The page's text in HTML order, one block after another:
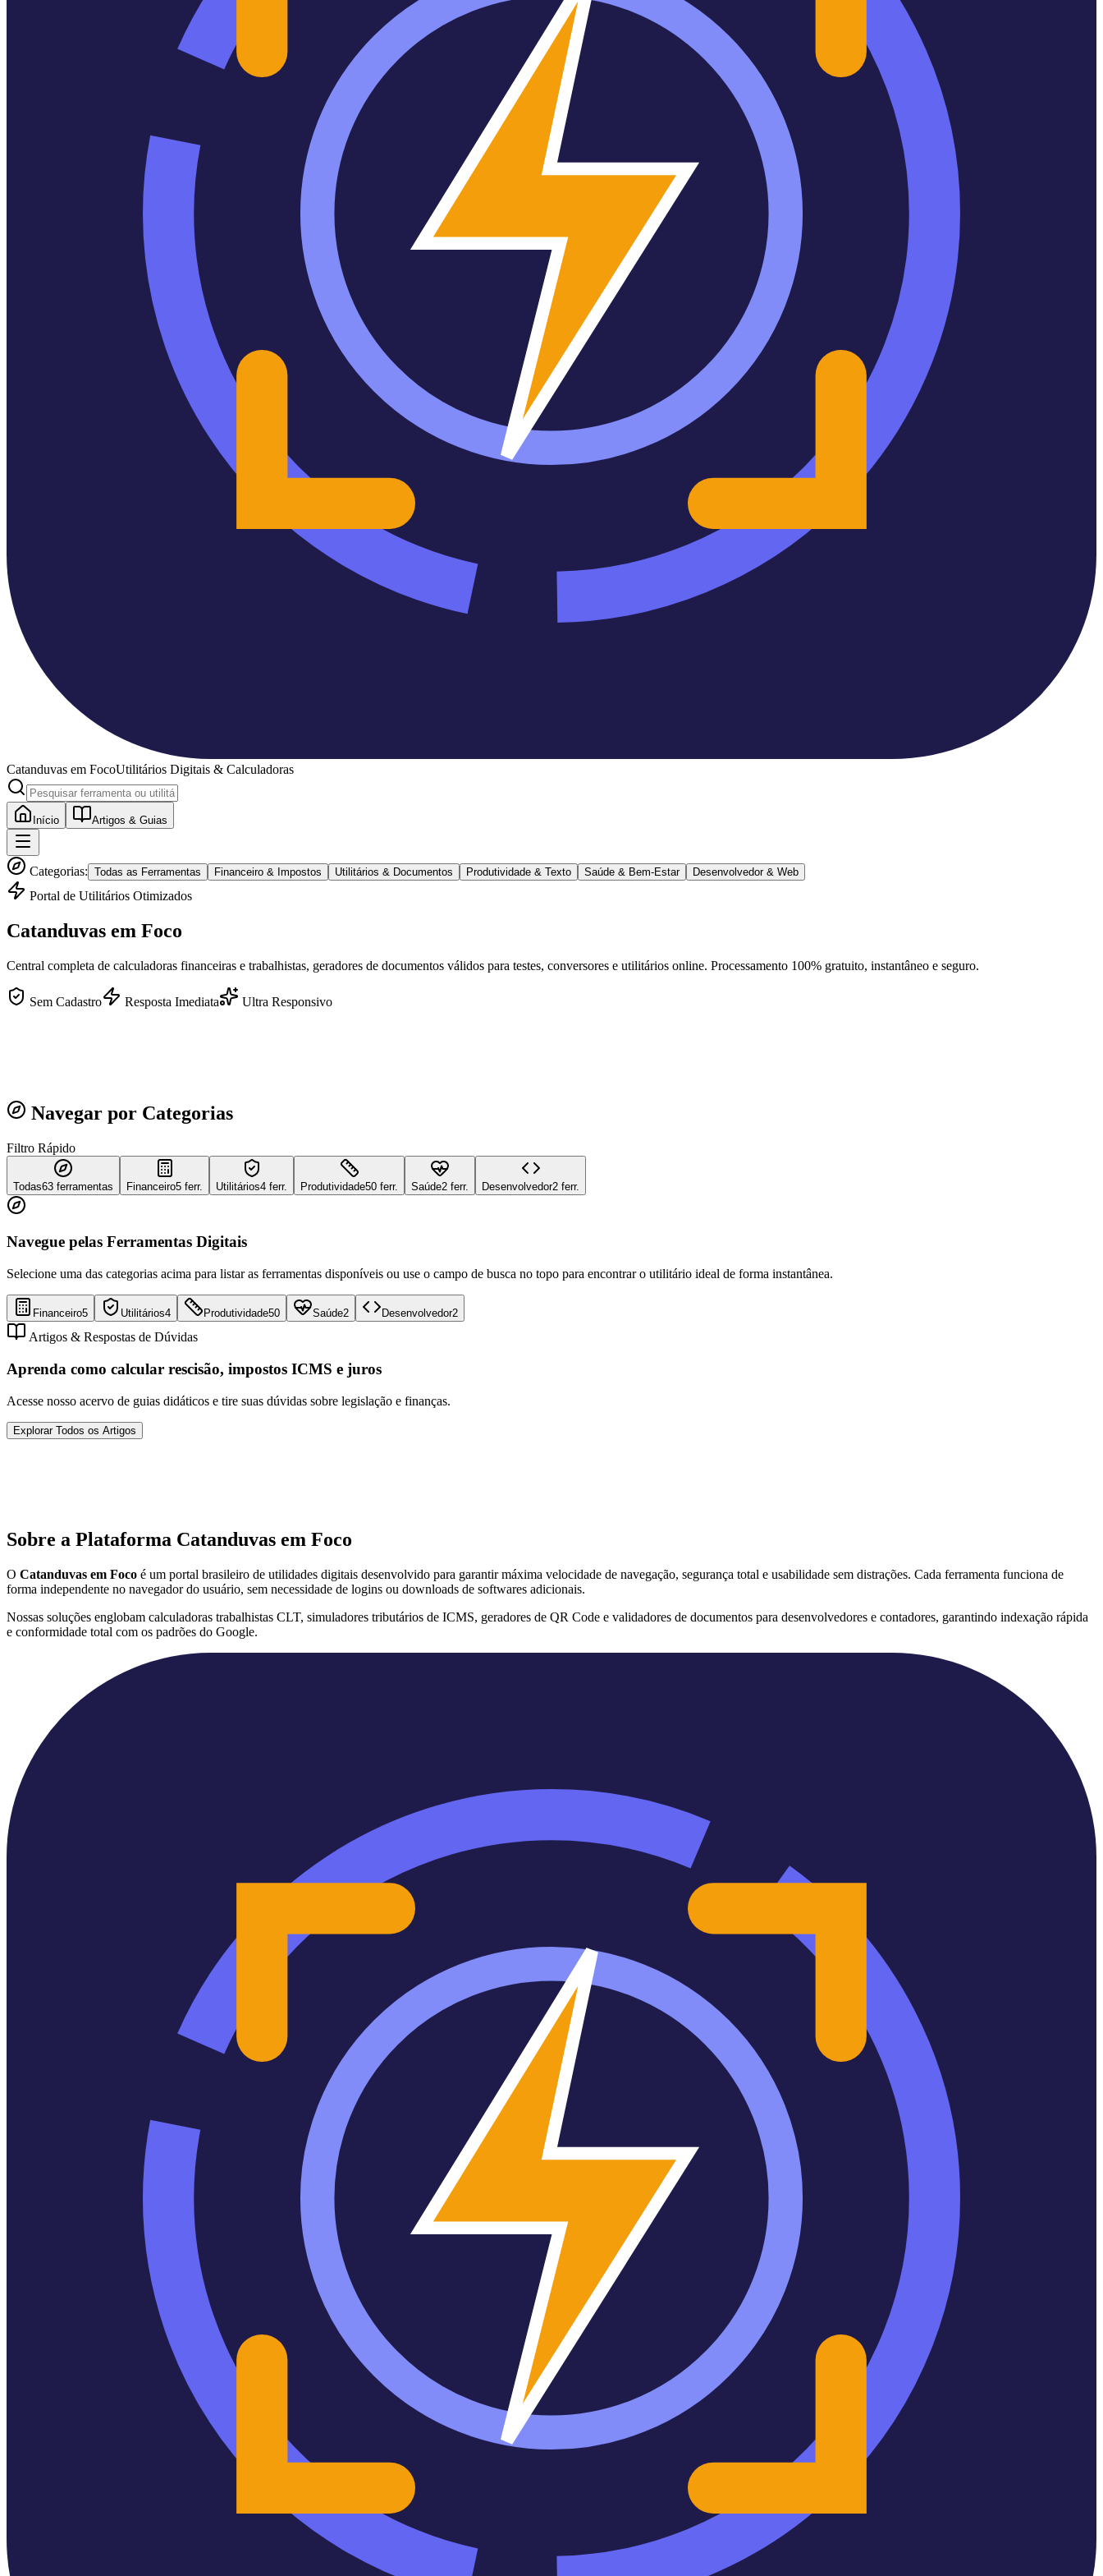
Catanduvas em FocoUtilitários Digitais & Calculadoras
Início Artigos & Guias
Categorias: Todas as Ferramentas Financeiro & Impostos Utilitários & Documentos Produtividade & Texto Saúde & Bem-Estar Desenvolvedor & Web
Portal de Utilitários Otimizados
Catanduvas em Foco
Central completa de calculadoras financeiras e trabalhistas, geradores de documentos válidos para testes, conversores e utilitários online. Processamento 100% gratuito, instantâneo e seguro.
Sem Cadastro Resposta Imediata Ultra Responsivo
Navegar por Categorias
Filtro Rápido
Todas63 ferramentas Financeiro5 ferr. Utilitários4 ferr. Produtividade50 ferr. Saúde2 ferr. Desenvolvedor2 ferr.
Navegue pelas Ferramentas Digitais
Selecione uma das categorias acima para listar as ferramentas disponíveis ou use o campo de busca no topo para encontrar o utilitário ideal de forma instantânea.
Financeiro5 Utilitários4 Produtividade50 Saúde2 Desenvolvedor2
Artigos & Respostas de Dúvidas
Aprenda como calcular rescisão, impostos ICMS e juros
Acesse nosso acervo de guias didáticos e tire suas dúvidas sobre legislação e finanças.
Explorar Todos os Artigos
Sobre a Plataforma Catanduvas em Foco
O Catanduvas em Foco é um portal brasileiro de utilidades digitais desenvolvido para garantir máxima velocidade de navegação, segurança total e usabilidade sem distrações. Cada ferramenta funciona de
forma independente no navegador do usuário, sem necessidade de logins ou downloads de softwares adicionais.
Nossas soluções englobam calculadoras trabalhistas CLT, simuladores tributários de ICMS, geradores de QR Code e validadores de documentos para desenvolvedores e contadores, garantindo indexação rápida
e conformidade total com os padrões do Google.